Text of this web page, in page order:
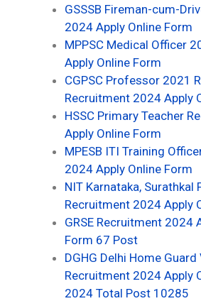
GSSSB Fireman-cum-
2024 Apply Online Form
MPPSC Medical Officer
Apply Online Form
CGPSC Professor 2021
Recruitment 2024 Apply
HSSC Primary Teacher
Apply Online Form
MPESB ITI Training
2024 Apply Online Form
NIT Karnataka, Surathkal
Recruitment 2024 Apply
GRSE Recruitment 2024
Form 67 Post
DGHG Delhi Home
Recruitment 2024 Apply
2024 Total Post 10285